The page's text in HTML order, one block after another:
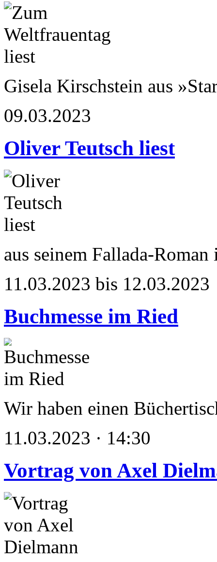
Gisela Kirschstein aus
09.03.2023
Oliver Teutsch liest
aus seinem Fallada-
11.03.2023 bis 12.03.2023
Buchmesse im Ried
Wir haben einen
11.03.2023 · 14:30
Vortrag von Axel